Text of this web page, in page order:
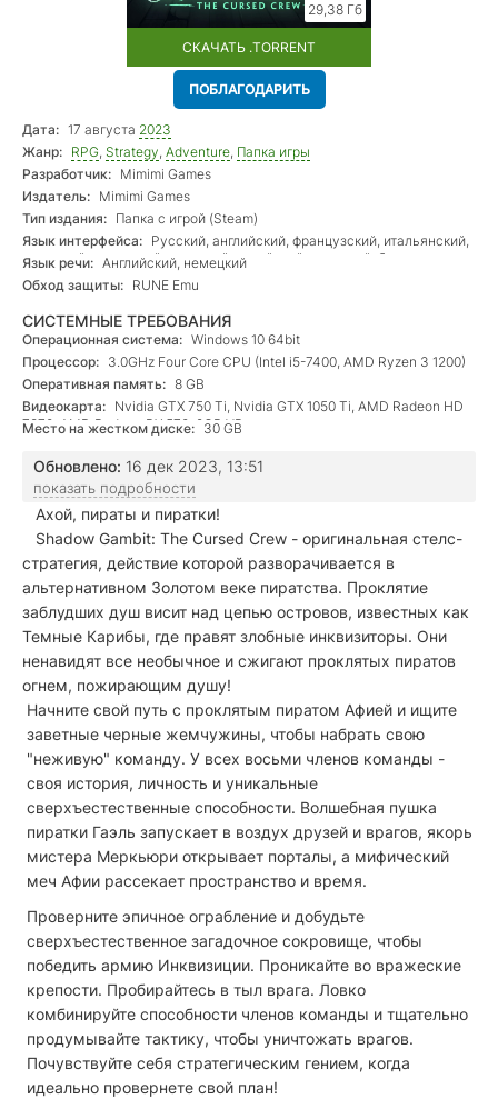
29,38 Гб
СКАЧАТЬ .TORRENT
ПОБЛАГОДАРИТЬ
Дата: 17 августа 2023
Жанр: RPG, Strategy, Adventure, Папка игры
Разработчик: Mimimi Games
Издатель: Mimimi Games
Тип издания: Папка с игрой (Steam)
Язык интерфейса: Русский, английский, французский, итальянский,
немецкий, испанский, японский, корейский, польский, бр.
португальский, китайский (упр.), китайский (трад.), турецкий
Язык речи: Английский, немецкий
Обход защиты: RUNE Emu
СИСТЕМНЫЕ ТРЕБОВАНИЯ
Операционная система: Windows 10 64bit
Процессор: 3.0GHz Four Core CPU (Intel i5-7400, AMD Ryzen 3 1200)
Оперативная память: 8 GB
Видеокарта: Nvidia GTX 750 Ti, Nvidia GTX 1050 Ti, AMD Radeon HD
7870, AMD Radeon RX 570, 2GB VRam
Место на жестком диске: 30 GB
Обновлено: 16 дек 2023, 13:51
показать подробности
Ахой, пираты и пиратки!
Shadow Gambit: The Cursed Crew - оригинальная стелс-
стратегия, действие которой разворачивается в
альтернативном Золотом веке пиратства. Проклятие
заблудших душ висит над цепью островов, известных как
Темные Карибы, где правят злобные инквизиторы. Они
ненавидят все необычное и сжигают проклятых пиратов
огнем, пожирающим душу!
Начните свой путь с проклятым пиратом Афией и ищите
заветные черные жемчужины, чтобы набрать свою
"неживую" команду. У всех восьми членов команды -
своя история, личность и уникальные
сверхъестественные способности. Волшебная пушка
пиратки Гаэль запускает в воздух друзей и врагов, якорь
мистера Меркьюри открывает порталы, а мифический
меч Афии рассекает пространство и время.
Проверните эпичное ограбление и добудьте
сверхъестественное загадочное сокровище, чтобы
победить армию Инквизиции. Проникайте во вражеские
крепости. Пробирайтесь в тыл врага. Ловко
комбинируйте способности членов команды и тщательно
продумывайте тактику, чтобы уничтожать врагов.
Почувствуйте себя стратегическим гением, когда
идеально провернете свой план!